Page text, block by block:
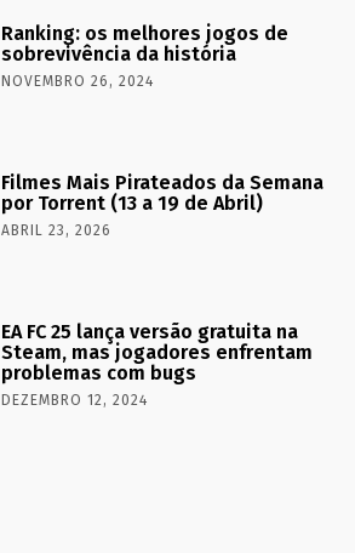
Ranking: os melhores jogos de
sobrevivência da história
NOVEMBRO 26, 2024
Filmes Mais Pirateados da Semana
por Torrent (13 a 19 de Abril)
ABRIL 23, 2026
EA FC 25 lança versão gratuita na
Steam, mas jogadores enfrentam
problemas com bugs
DEZEMBRO 12, 2024